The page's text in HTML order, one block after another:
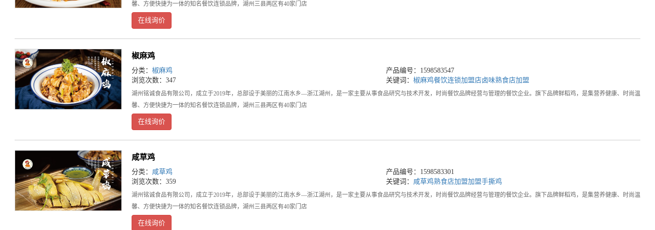
馨、方便快捷为一体的知名餐饮连锁品牌，湖州三县两区有40家门店
在线询价
椒麻鸡
分类： 椒麻鸡
产品编号：1598583547
浏览次数：347
关键词： 椒麻鸡餐饮连锁加盟店卤味熟食店加盟
湖州铭诚食品有限公司，成立于2019年，总部设于美丽的江南水乡—浙江湖州，是一家主要从事食品研究与技术开发，时尚餐饮品牌经营与管理的餐饮企业。旗下品牌鲜稻鸡，是集营养健康、时尚温
馨、方便快捷为一体的知名餐饮连锁品牌，湖州三县两区有40家门店
在线询价
咸草鸡
分类： 咸草鸡
产品编号：1598583301
浏览次数：359
关键词： 咸草鸡熟食店加盟加盟手撕鸡
湖州铭诚食品有限公司，成立于2019年，总部设于美丽的江南水乡—浙江湖州，是一家主要从事食品研究与技术开发，时尚餐饮品牌经营与管理的餐饮企业。旗下品牌鲜稻鸡，是集营养健康、时尚温
馨、方便快捷为一体的知名餐饮连锁品牌，湖州三县两区有40家门店
在线询价